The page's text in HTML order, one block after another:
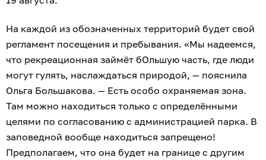
На каждой из обозначенных территорий будет свой
регламент посещения и пребывания. «Мы надеемся,
что рекреационная займёт бОльшую часть, где люди
могут гулять, наслаждаться природой, — пояснила
Ольга Большакова. — Есть особо охраняемая зона.
Там можно находиться только с определёнными
целями по согласованию с администрацией парка. В
заповедной вообще находиться запрещено!
Предполагаем, что она будет на границе с другим